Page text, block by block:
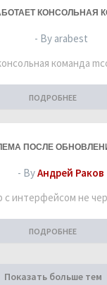
КОНСОЛЬНАЯ
- By arabest
команда
ПОДРОБНЕЕ
ПОСЛЕ
- ByАндрей Раков
с интерфейсом не
ПОДРОБНЕЕ
Показать больше тем